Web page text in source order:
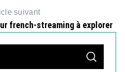
suivant
french-streaming à explorer
S